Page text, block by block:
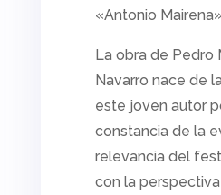
«Antonio
La obra de Pedro
Navarro nace de
este joven autor
constancia de la
relevancia del
con la